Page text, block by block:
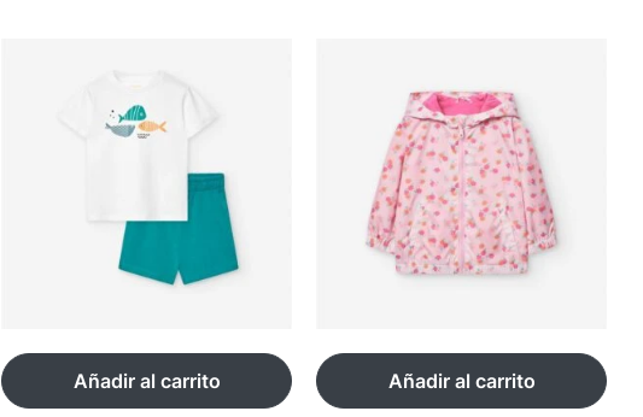
Añadir al carrito Añadir al carrito